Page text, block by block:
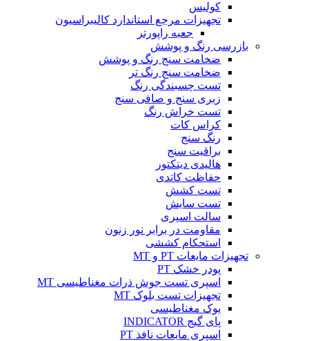
کولیس
تجهیزات مرجع استاندارد کالیبراسیون
جعبه راپورتر
بازرسی رنگ و پوشش
ضخامت سنج رنگ و پوشش
ضخامت سنج رنگ تر
تست چسبندگی رنگ
زبری سنج و صافی سنج
تست خراش رنگ
کراس کات
رنگ سنج
براقیت سنج
هالیدی دیتکتور
حفاظت کاتدی
تست کشش
تست سایش
سالت اسپری
مقاومت در برابر نور زنون
استحکام کششی
تجهیزات مایعات PT و MT
پودر خشک PT
اسپری تست جوش ذرات مغناطیسی MT
تجهیزات تست بلوک MT
یوک مغناطیسی
پای گیج INDICATOR
اسپری مایعات نافذ PT